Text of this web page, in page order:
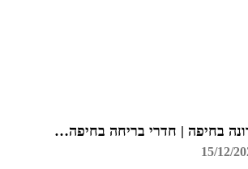
אטרקציות בקורונה בחיפה | חדרי בריחה בחיפה | גלדיאטור